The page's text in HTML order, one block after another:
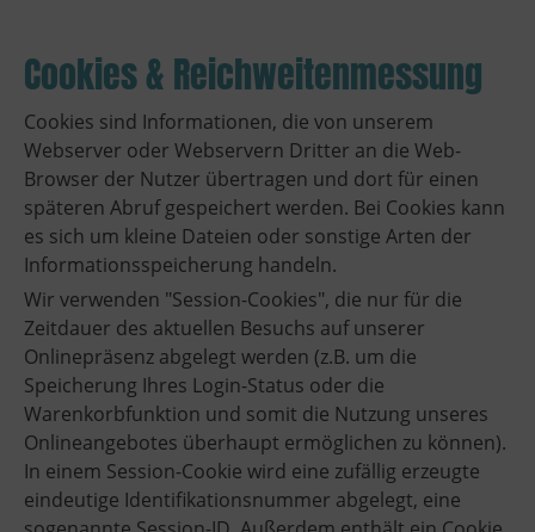
Cookies & Reichweitenmessung
Cookies sind Informationen, die von unserem
Webserver oder Webservern Dritter an die Web-
Browser der Nutzer übertragen und dort für einen
späteren Abruf gespeichert werden. Bei Cookies kann
es sich um kleine Dateien oder sonstige Arten der
Informationsspeicherung handeln.
Wir verwenden "Session-Cookies", die nur für die
Zeitdauer des aktuellen Besuchs auf unserer
Onlinepräsenz abgelegt werden (z.B. um die
Speicherung Ihres Login-Status oder die
Warenkorbfunktion und somit die Nutzung unseres
Onlineangebotes überhaupt ermöglichen zu können).
In einem Session-Cookie wird eine zufällig erzeugte
eindeutige Identifikationsnummer abgelegt, eine